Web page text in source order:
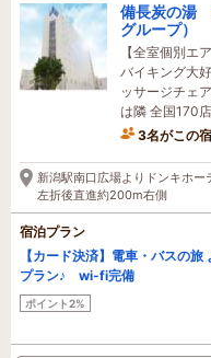
備長炭の湯
グループ）
【全室個別エ
バイキング大
ッサージチェ
は隣 全国170
3名がこの
15分前に予
新潟駅南口広場よりドンキホ
左折後直進約200m右側
宿泊プラン
【カード決済】電車・バスの
プラン♪ wi-fi完備
ポイント2%